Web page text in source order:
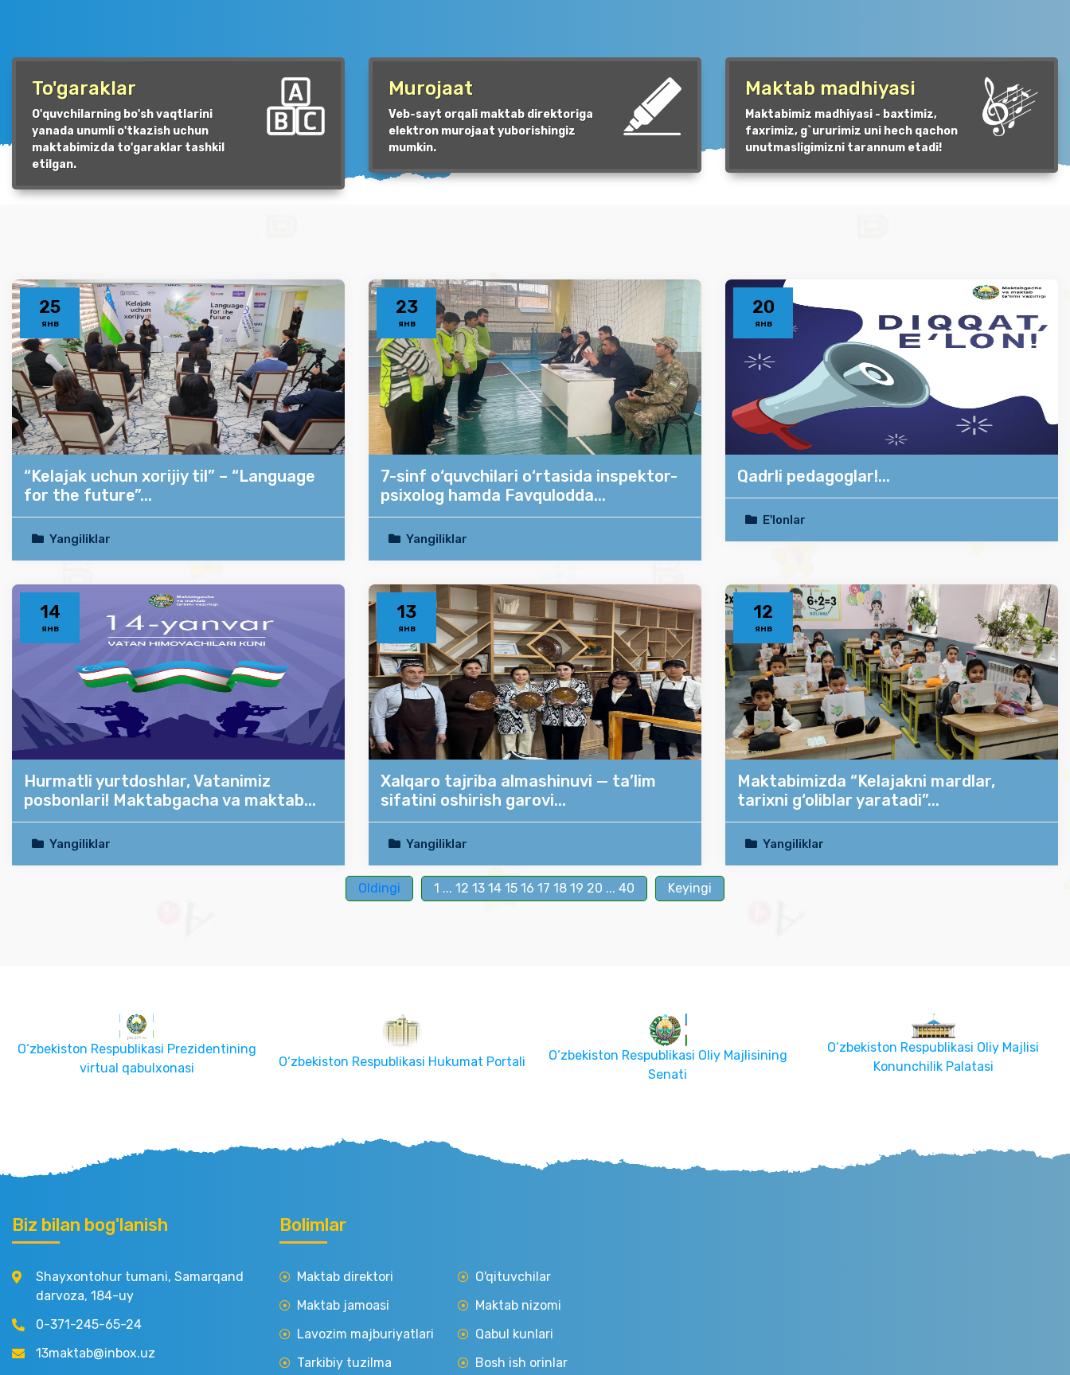
To'garaklar
O'quvchilarning bo'sh vaqtlarini
yanada unumli o'tkazish uchun
maktabimizda to'garaklar tashkil
etilgan.
Murojaat
Veb-sayt orqali maktab direktoriga
elektron murojaat yuborishingiz
mumkin.
Maktab madhiyasi
Maktabimiz madhiyasi - baxtimiz,
faxrimiz, g`ururimiz uni hech qachon
unutmasligimizni tarannum etadi!
25
янв
“Kelajak uchun xorijiy til” – “Language
for the future”...
Yangiliklar
23
янв
7-sinf o‘quvchilari o‘rtasida inspektor-
psixolog hamda Favqulodda...
Yangiliklar
20
янв
Qadrli pedagoglar!...
E'lonlar
14
янв
Hurmatli yurtdoshlar, Vatanimiz
posbonlari! Maktabgacha va maktab...
Yangiliklar
13
янв
Xalqaro tajriba almashinuvi — ta’lim
sifatini oshirish garovi...
Yangiliklar
12
янв
Maktabimizda “Kelajakni mardlar,
tarixni g‘oliblar yaratadi”...
Yangiliklar
Oldingi 1 ... 12 13 14 15 16 17 18 19 20 ... 40 Keyingi
O‘zbekiston Respublikasi Prezidentining
virtual qabulxonasi
O‘zbekiston Respublikasi Hukumat Portali
O‘zbekiston Respublikasi Oliy Majlisining
Senati
O‘zbekiston Respublikasi Oliy Majlisi
Konunchilik Palatasi
Biz bilan bog'lanish
Shayxontohur tumani, Samarqand
darvoza, 184-uy
0-371-245-65-24
13maktab@inbox.uz
Bolimlar
Maktab direktori
Maktab jamoasi
Lavozim majburiyatlari
Tarkibiy tuzilma
O'qituvchilar
Maktab nizomi
Qabul kunlari
Bosh ish orinlar